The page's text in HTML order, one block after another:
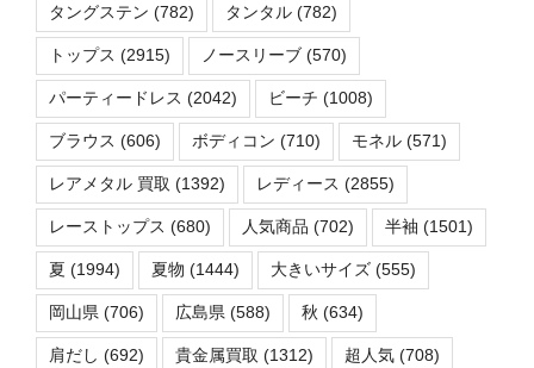
タングステン (782) タンタル (782)
トップス (2915) ノースリーブ (570)
パーティードレス (2042) ビーチ (1008)
ブラウス (606) ボディコン (710) モネル (571)
レアメタル 買取 (1392) レディース (2855)
レーストップス (680) 人気商品 (702) 半袖 (1501)
夏 (1994) 夏物 (1444) 大きいサイズ (555)
岡山県 (706) 広島県 (588) 秋 (634)
肩だし (692) 貴金属買取 (1312) 超人気 (708)